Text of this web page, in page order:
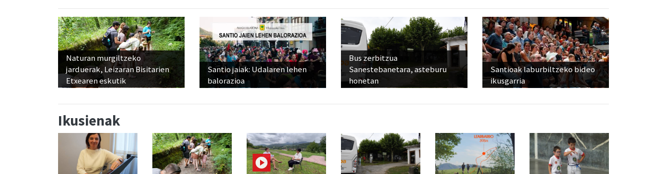
Naturan murgiltzeko
jarduerak, Leizaran Bisitarien
Etxearen eskutik
Santio jaiak: Udalaren lehen
balorazioa
Bus zerbitzua
Sanestebanetara, asteburu
honetan
Santioak laburbiltzeko bideo
ikusgarria
Ikusienak